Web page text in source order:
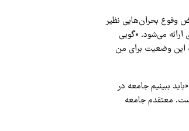
وقوع بحران‌هایی نظیر
ارائه می‌شود. «گویی
این وضعیت برای من
ببینیم جامعه در
معتقدم جامعه